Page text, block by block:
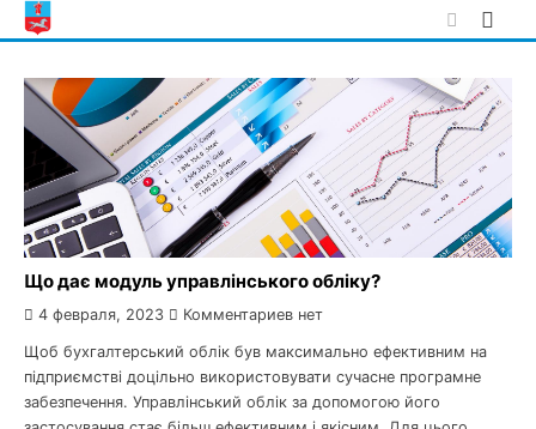
Skip
to
Що дає модуль управлінського обліку?
4 февраля, 2023 Комментариев нет
Щоб бухгалтерський облік був максимально ефективним на
підприємстві доцільно використовувати сучасне програмне
забезпечення. Управлінський облік за допомогою його